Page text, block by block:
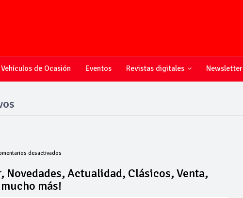
Vehículos de Ocasión Eventos Revistas digitales Newsletter
desactivadosen
sobre
el
Novedades, Actualidad, Clásicos, Venta,
más!